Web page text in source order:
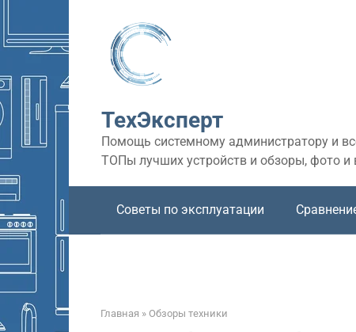
контенту
ТехЭксперт
Помощь системному администратору и
ТОПы лучших устройств и обзоры, фото и
Советы по эксплуатации
Главная » Обзоры техники